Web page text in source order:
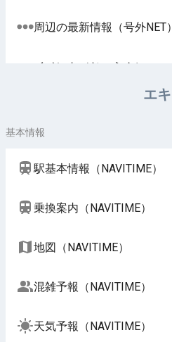
周辺の最新情報（号外NET）
イベント（じゃらん）
エキ
基本情報
駅基本情報（NAVITIME）
乗換案内（NAVITIME）
地図（NAVITIME）
混雑予報（NAVITIME）
天気予報（NAVITIME）